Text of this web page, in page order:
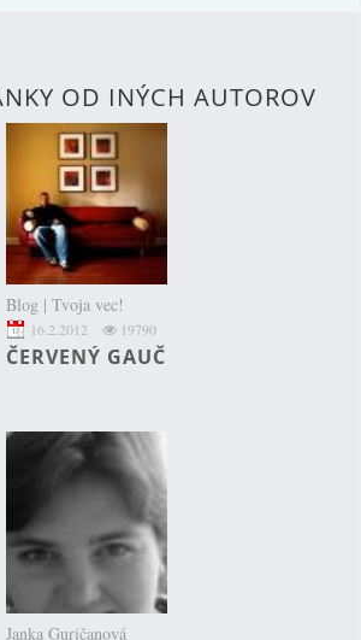
OD INÝCH AUTOROV
Blog | Tvoja vec!
16.2.2012 19790
ČERVENÝ GAUČ
Janka Guričanová